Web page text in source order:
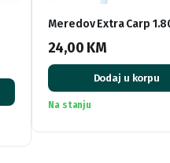
Meredov Extra Carp
24,00 KM
Dodaj u korpu
Na stanju